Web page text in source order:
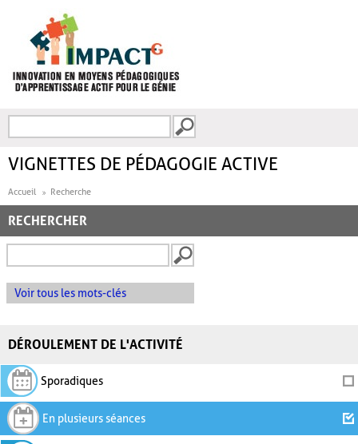
FORMULAIRE DE
VIGNETTES DE PÉDAGOGIE ACTIVE
Accueil Recherche
RECHERCHER
Voir tous les mots-clés
DÉROULEMENT DE L'ACTIVITÉ
Sporadiques
En plusieurs séances